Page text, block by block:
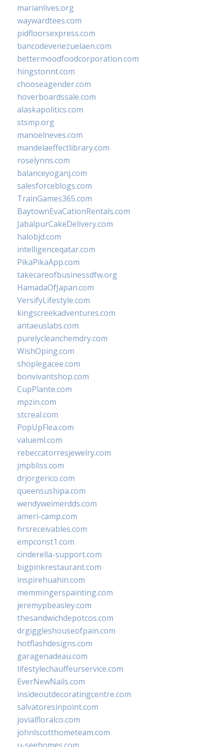
marianlives.org
waywardtees.com
pidfloorsexpress.com
bancodevenezuelaen.com
bettermoodfoodcorporation.com
hingstonnt.com
chooseagender.com
hoverboardssale.com
alaskapolitics.com
stsmp.org
manoelneves.com
mandelaeffectlibrary.com
roselynns.com
balanceyoganj.com
salesforceblogs.com
TrainGames365.com
BaytownEvaCationRentals.com
JabalpurCakeDelivery.com
halobjd.com
intelligenceqatar.com
PikaPikaApp.com
takecareofbusinessdfw.org
HamadaOfJapan.com
VersifyLifestyle.com
kingscreekadventures.com
antaeuslabs.com
purelycleanchemdry.com
WishOping.com
shoplegacee.com
bonvivantshop.com
CupPlante.com
mpzin.com
stcreal.com
PopUpFlea.com
valueml.com
rebeccatorresjewelry.com
jmpbliss.com
drjorgerico.com
queensushipa.com
wendyweimerdds.com
ameri-camp.com
hrsreceivables.com
empconst1.com
cinderella-support.com
bigpinkrestaurant.com
inspirehuahin.com
memmingerspainting.com
jeremypbeasley.com
thesandwichdepotcos.com
drgiggleshouseofpain.com
hotflashdesigns.com
garagenadeau.com
lifestylechauffeurservice.com
EverNewNails.com
insideoutdecoratingcentre.com
salvatoresinpoint.com
jovialfloralco.com
johnlscotthometeam.com